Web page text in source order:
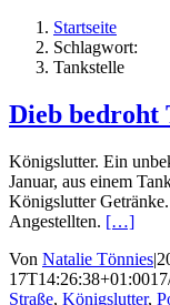
Startseite
Schlagwort:
Tankstelle
Dieb bedroht
Königslutter. Ein
Januar, aus einem
Königslutter
Angestellten. […]
Von Natalie Tönnies|
17T14:26:38+01:00
Straße, Königslutter,